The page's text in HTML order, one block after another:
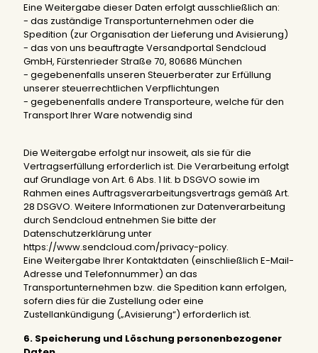
Eine Weitergabe dieser Daten erfolgt ausschließlich an:
- das zuständige Transportunternehmen oder die
Spedition (zur Organisation der Lieferung und Avisierung)
- das von uns beauftragte Versandportal Sendcloud
GmbH, Fürstenrieder Straße 70, 80686 München
- gegebenenfalls unseren Steuerberater zur Erfüllung
unserer steuerrechtlichen Verpflichtungen
- gegebenenfalls andere Transporteure, welche für den
Transport Ihrer Ware notwendig sind
Die Weitergabe erfolgt nur insoweit, als sie für die
Vertragserfüllung erforderlich ist. Die Verarbeitung erfolgt
auf Grundlage von Art. 6 Abs. 1 lit. b DSGVO sowie im
Rahmen eines Auftragsverarbeitungsvertrags gemäß Art.
28 DSGVO. Weitere Informationen zur Datenverarbeitung
durch Sendcloud entnehmen Sie bitte der
Datenschutzerklärung unter
https://www.sendcloud.com/privacy-policy.
Eine Weitergabe Ihrer Kontaktdaten (einschließlich E-Mail-
Adresse und Telefonnummer) an das
Transportunternehmen bzw. die Spedition kann erfolgen,
sofern dies für die Zustellung oder eine
Zustellankündigung („Avisierung“) erforderlich ist.
6. Speicherung und Löschung personenbezogener